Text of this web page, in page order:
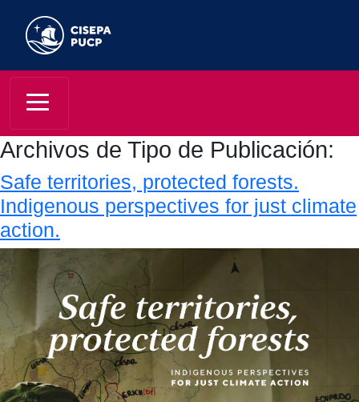
Archivos de Tipo de Publicación:
Safe territories, protected forests.
Indigenous perspectives for just climate
action.